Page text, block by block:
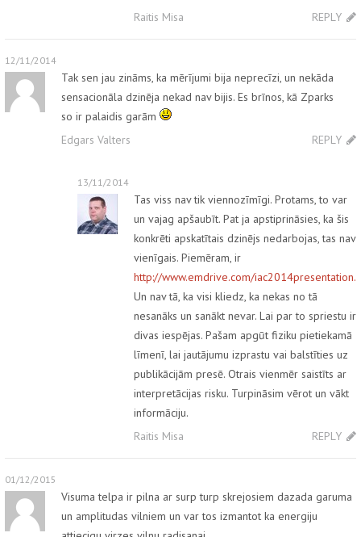
Raitis Misa
REPLY
12/11/2014
Tak sen jau zināms, ka mērījumi bija neprecīzi, un nekāda
sensacionāla dzinēja nekad nav bijis. Es brīnos, kā Zparks
so ir palaidis garām
Edgars Valters
REPLY
13/11/2014
Tas viss nav tik viennozīmīgi. Protams, to var
un vajag apšaubīt. Pat ja apstiprināsies, ka šis
konkrēti apskatītais dzinējs nedarbojas, tas nav
vienīgais. Piemēram, ir
http://www.emdrive.com/
Un nav tā, ka visi kliedz, ka nekas no tā
nesanāks un sanākt nevar. Lai par to spriestu ir
divas iespējas. Pašam apgūt fiziku pietiekamā
līmenī, lai jautājumu izprastu vai balstīties uz
publikācijām presē. Otrais vienmēr saistīts ar
interpretācijas risku. Turpināsim vērot un vākt
informāciju.
Raitis Misa
REPLY
01/12/2015
Visuma telpa ir pilna ar surp turp skrejosiem dazada garuma
un amplitudas vilniem un var tos izmantot ka energiju